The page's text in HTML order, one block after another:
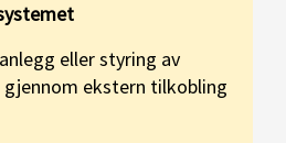
eller styring av
gjennom ekstern tilkobling